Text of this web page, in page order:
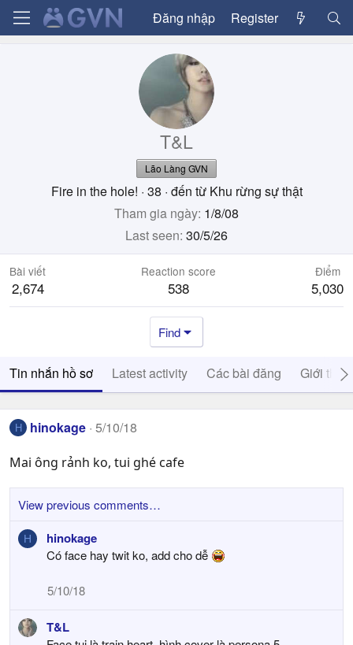
Đăng nhập Register
T&L
Lão Làng GVN
Fire in the hole! · 38 · đến từ Khu rừng sự thật
Tham gia ngày 1/8/08
Last seen 30/5/26
Bài viết
2,674
Reaction score
538
Điểm
5,030
Find
Tin nhắn hồ sơ Latest activity Các bài đăng Giới thiệu
H hinokage 5/10/18
Mai ông rảnh ko, tui ghé cafe
View previous comments…
H hinokage
Có face hay twit ko, add cho dễ
5/10/18
T&L